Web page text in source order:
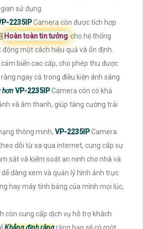
sử dụng.
2235IPCamera còn được tích hợp
Hoàn toàn tin tưởng cho hệ thống
một cách hiệu quả và ổn định.
biến cao cấp, cho phép thu được
ngay cả trong điều kiện ánh sáng
hơnVP-2235IPCamera còn có khả
và âm thanh, giúp tăng cường trải
thông minh, VP-2235IPCamera
dõi từ xa qua internet, cung cấp sự
sát và kiểm soát an ninh cho nhà và
dàng xem và quản lý hình ảnh trực
hay máy tính bảng của mình mọi lúc,
còn cung cấp dịch vụ hỗ trợ khách